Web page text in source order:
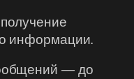
информации.
— до